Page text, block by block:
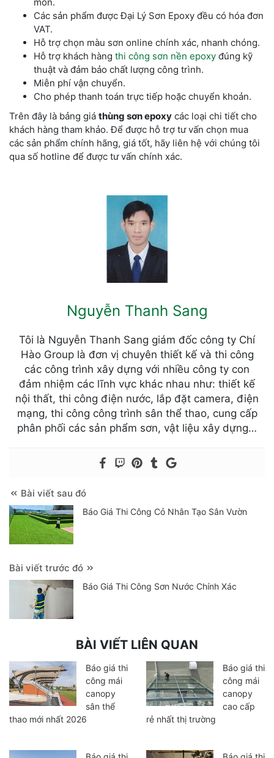
môn.
Các sản phẩm được Đại Lý Sơn Epoxy đều có hóa đơn
VAT.
Hỗ trợ chọn màu sơn online chính xác, nhanh chóng.
Hỗ trợ khách hàng thi công sơn nền epoxy đúng kỹ
thuật và đảm bảo chất lượng công trình.
Miễn phí vận chuyển.
Cho phép thanh toán trực tiếp hoặc chuyển khoản.
Trên đây là bảng giá thùng sơn epoxy các loại chi tiết cho
khách hàng tham khảo. Để được hỗ trợ tư vấn chọn mua
các sản phẩm chính hãng, giá tốt, hãy liên hệ với chúng tôi
qua số hotline để được tư vấn chính xác.
Nguyễn Thanh Sang
Tôi là Nguyễn Thanh Sang giám đốc công ty Chí
Hào Group là đơn vị chuyên thiết kế và thi công
các công trình xây dựng với nhiều công ty con
đảm nhiệm các lĩnh vực khác nhau như: thiết kế
nội thất, thi công điện nước, lắp đặt camera, điện
mạng, thi công công trình sân thể thao, cung cấp
phân phối các sản phẩm sơn, vật liệu xây dựng…
Bài viết sau đó
Báo Giá Thi Công Cỏ Nhân Tạo Sân Vườn
Bài viết trước đó
Báo Giá Thi Công Sơn Nước Chính Xác
BÀI VIẾT LIÊN QUAN
Báo giá thi
công mái
canopy
sân thể
thao mới nhất 2026
Báo giá thi
công mái
canopy
cao cấp
rẻ nhất thị trường